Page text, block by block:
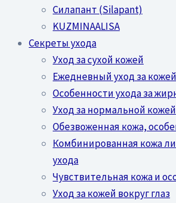
Силапант (Silapant)
KUZMINAALISA
Секреты ухода
Уход за сухой кожей
Ежедневный уход за
Особенности ухода за
Уход за нормальной кожей
Обезвоженная кожа,
Комбинированная кожа
ухода
Чувствительная кожа и
Уход за кожей вокруг глаз